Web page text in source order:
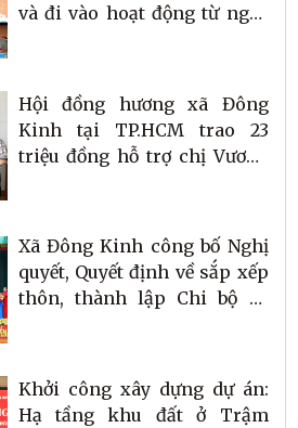
và đi vào hoạt động từ ngày
Hội đồng hương xã Đông
Kinh tại TP.HCM trao 23
triệu đồng hỗ trợ chị Vương
Xã Đông Kinh công bố Nghị
quyết, Quyết định về sắp xếp
thôn, thành lập Chi bộ và
Khởi công xây dựng dự án:
Hạ tầng khu đất ở Trậm